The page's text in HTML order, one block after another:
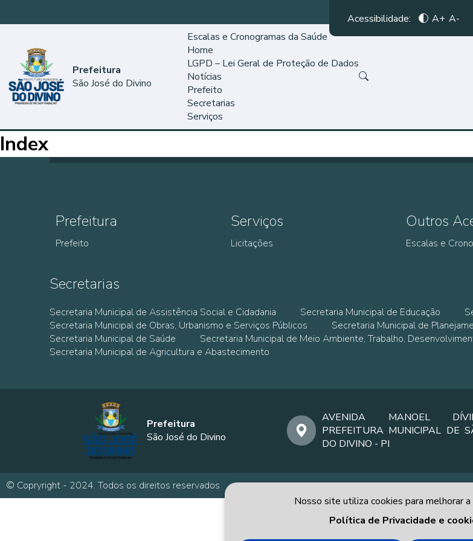
Acessibilidade: A+ A-
Prefeitura
São José do Divino
Escalas e Cronogramas da Saúde
Home
LGPD – Lei Geral de Proteção de Dados
Notícias
Prefeito
Secretarias
Serviços
Index
Prefeitura
Prefeito
Serviços
Licitações
Outros
Escalas e
Secretarias
Secretaria Municipal de Assistência Social e Cidadania Secretaria Municipal de Educação
Secretaria Municipal de Obras, Urbanismo e Serviços Públicos
Secretaria Municipal de
Secretaria Municipal de Saúde
Secretaria Municipal de Meio Ambiente, Trabalho,
Secretaria Municipal de Agricultura e Abastecimento
Prefeitura
São José do Divino
AVENIDA MANOEL
PREFEITURA MUNICIPAL DE
DO DIVINO - PI
© Copryright - 2024. Todos os direitos reservados
Nosso site utiliza cookies para melhorar a
Política de Privacidade e